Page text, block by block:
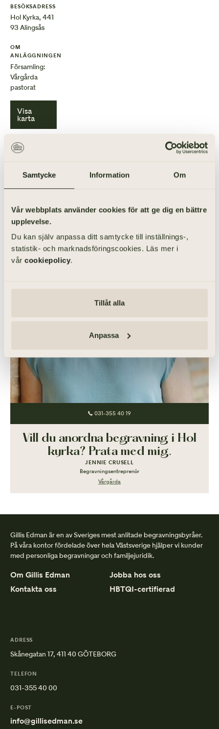
Samtycke Information Om
Vår webbplats använder cookies för att ge dig en bättre
upplevelse.
Du kan själv anpassa ditt samtycke till inställnings-,
statistik- och marknadsföringscookies. Läs mer i
vår cookiepolicy.
Tillåt alla
Anpassa
Visa
karta
BESÖKSADRESS
Hol Kyrka, 441
93 Alingsås
OM
ANLÄGGNINGEN
Församling:
Vårgårda
pastorat
ANORDNA BEGRAVNING I HOL KYRKA
031-355 40 19
Vill du anordna begravning i Hol
kyrka? Prata med mig.
JENNIE CRUSELL
Begravningsentreprenör
Vårgårda
Gillis Edman är en av Sveriges mest anlitade begravningsbyråer.
På våra kontor fördelade över hela Västsverige hjälper vi kunder
med personliga begravningar och familjejuridik.
Om Gillis Edman
Jobba hos oss
Kontakta oss
HBTQI-certifierad
ADRESS
Skånegatan 17, 411 40 GÖTEBORG
TELEFON
031-355 40 00
E-POST
info@gillisedman.se